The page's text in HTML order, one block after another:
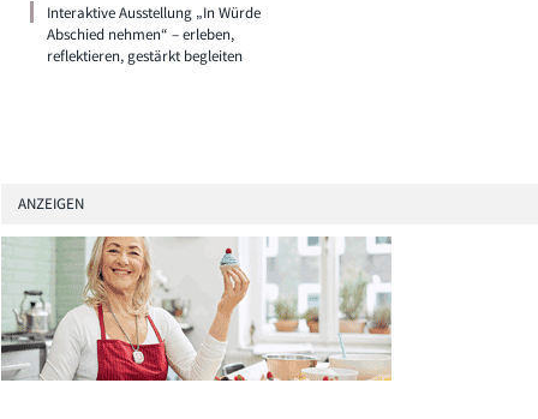
Interaktive Ausstellung „In Würde
Abschied nehmen“ – erleben,
reflektieren, gestärkt begleiten
ANZEIGEN